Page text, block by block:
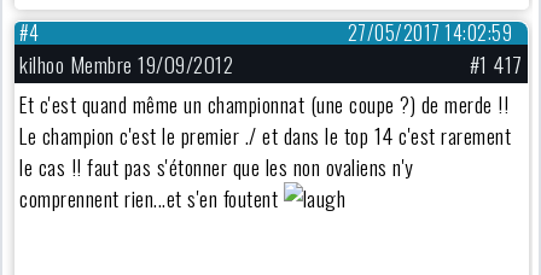
27/05/2017 14:02:59
#4
kilhoo Membre 19/09/2012
#1 417
Et c'est quand même un championnat (une coupe ?) de merde !!
Le champion c'est le premier ./ et dans le top 14 c'est rarement
le cas !! faut pas s'étonner que les non ovaliens n'y
comprennent rien...et s'en foutent